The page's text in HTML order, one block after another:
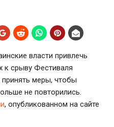
власти привлечь
к срыву Фестиваля
меры, чтобы
не повторились.
, опубликованном на сайте